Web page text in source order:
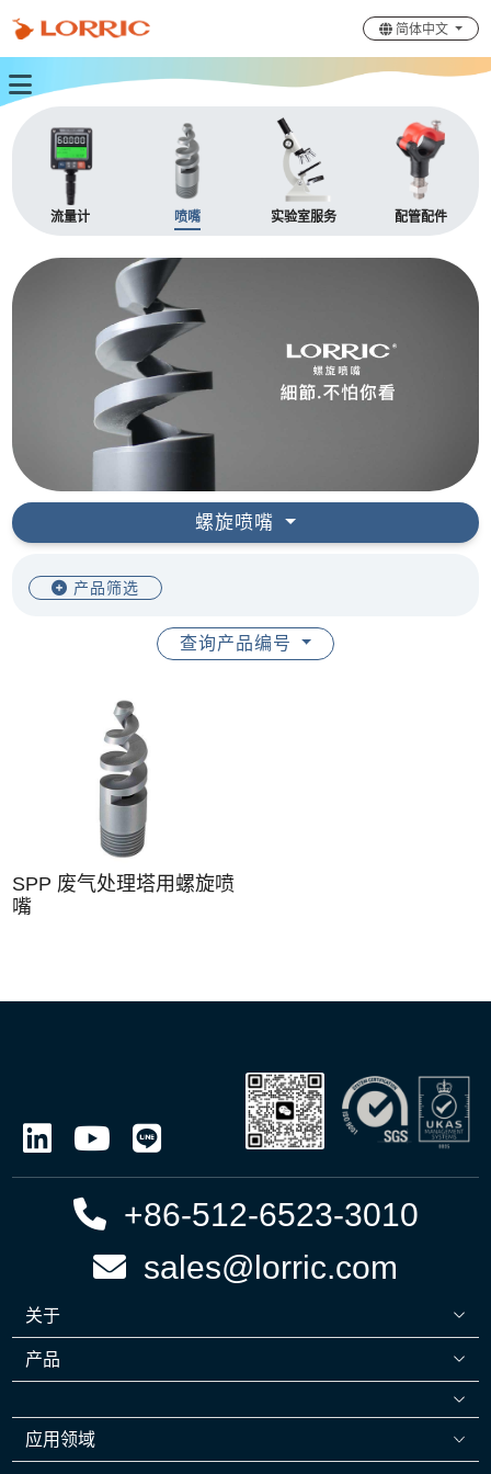
简体中文
流量计 喷嘴 实验室服务 配管配件
螺旋喷嘴
产品筛选
查询产品编号
SPP 废气处理塔用螺旋喷
嘴
+86-512-6523-3010
sales@lorric.com
关于
产品
应用领域